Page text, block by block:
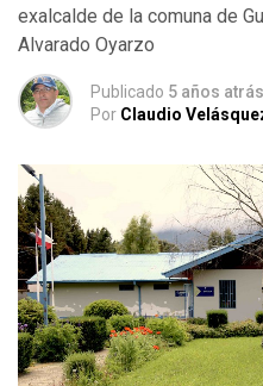
exalcalde de la comuna de
Alvarado Oyarzo
Publicado 5 años atrás
Por Claudio